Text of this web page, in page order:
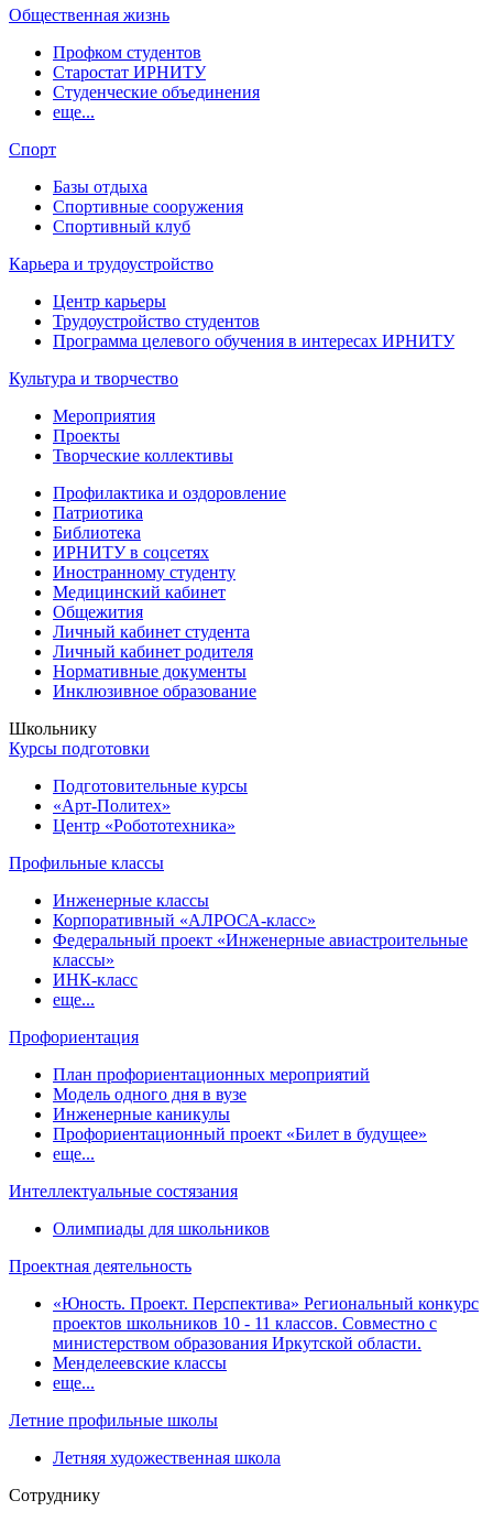
Общественная жизнь
Профком студентов
Старостат ИРНИТУ
Студенческие объединения
еще...
Спорт
Базы отдыха
Спортивные сооружения
Спортивный клуб
Карьера и трудоустройство
Центр карьеры
Трудоустройство студентов
Программа целевого обучения в интересах ИРНИТУ
Культура и творчество
Мероприятия
Проекты
Творческие коллективы
Профилактика и оздоровление
Патриотика
Библиотека
ИРНИТУ в соцсетях
Иностранному студенту
Медицинский кабинет
Общежития
Личный кабинет студента
Личный кабинет родителя
Нормативные документы
Инклюзивное образование
Школьнику
Курсы подготовки
Подготовительные курсы
«Арт-Политех»
Центр «Робототехника»
Профильные классы
Инженерные классы
Корпоративный «АЛРОСА-класс»
Федеральный проект «Инженерные авиастроительные
классы»
ИНК-класс
еще...
Профориентация
План профориентационных мероприятий
Модель одного дня в вузе
Инженерные каникулы
Профориентационный проект «Билет в будущее»
еще...
Интеллектуальные состязания
Олимпиады для школьников
Проектная деятельность
«Юность. Проект. Перспектива» Региональный конкурс
проектов школьников 10 - 11 классов. Совместно с
министерством образования Иркутской области.
Менделеевские классы
еще...
Летние профильные школы
Летняя художественная школа
Сотруднику